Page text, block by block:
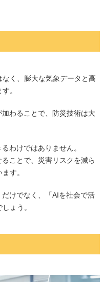
く、膨大な気象データと高
。
わることで、防災技術は大
わけではありません。
ことで、災害リスクを減ら
す。
けでなく、「AIを社会で活
ょう。